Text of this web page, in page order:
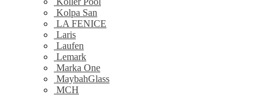
Kolpa San
LA FENICE
Laris
Laufen
Lemark
Marka One
MaybahGlass
MCH